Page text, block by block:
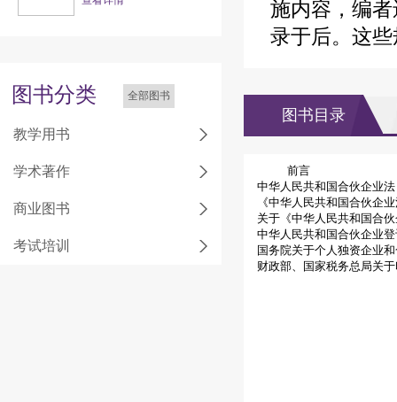
图书分类 全部图书
教学用书
学术著作
商业图书
考试培训
施内容，编
录于后。这
图书目录
前言
中华人民共和国合伙企业
《中华人民共和国合伙企
关于《中华人民共和国合
中华人民共和国合伙企业
国务院关于个人独资企业
财政部、国家税务总局关